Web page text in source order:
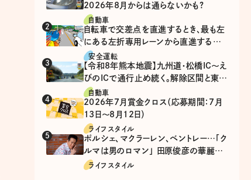
2026年8月からは通らないかも?
自動車
自転車で交差点を直進するとき、最も左
にある左折専用レーンから直進するの
は、違反？
安全運転
【令和8年熊本地震】九州道・松橋IC～え
びのICで通行止め続く。解除区間と東九
州道の迂回ルート
自動車
2026年7月賞金クロス（応募期間：7月
13日～8月12日）
ライフスタイル
ポルシェ、マクラーレン、ベントレー…「ク
ルマは男のロマン」 田原俊彦の華麗な
る愛車遍歴
ライフスタイル